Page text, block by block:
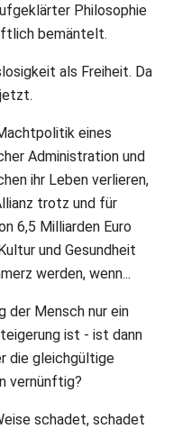
Philosophie
bemäntelt.
als Freiheit. Da
eines
Administration und
ihr Leben verlieren,
trotz und für
6,5 Milliarden Euro
und Gesundheit
werden, wenn...
der Mensch nur ein
ist - ist dann
die gleichgültige
vernünftig?
schadet, schadet